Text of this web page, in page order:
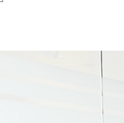
виза:
элитную
жительство с
по корням для
по корням
НА ЖИТЕЛЬСТВО
В ЛАТВИИ ДЛЯ
к